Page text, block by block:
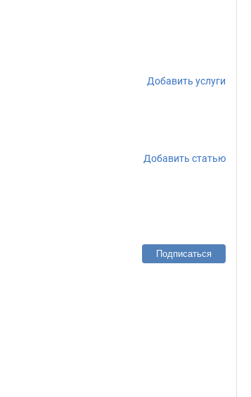
Добавить услуги
Добавить статью
Подписаться